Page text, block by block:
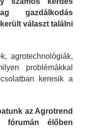
gazdálkodás
választ találni
agrotechnológiák,
problémákkal
keresik a
az Agrotrend
fórumán élőben